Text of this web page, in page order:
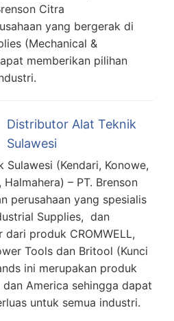
Citra
yang bergerak di
(Mechanical &
memberikan pilihan
Distributor Alat Teknik
Sulawesi
(Kendari, Konowe,
– PT. Brenson
perusahaan yang spesialis
Supplies, dan
produk CROMWELL,
Tools dan Britool (Kunci
ini merupakan produk
America sehingga dapat
untuk semua industri.